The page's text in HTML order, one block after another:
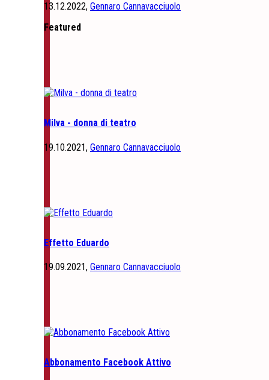
13.12.2022, Gennaro Cannavacciuolo
Featured
Milva - donna di teatro
19.10.2021, Gennaro Cannavacciuolo
Effetto Eduardo
19.09.2021, Gennaro Cannavacciuolo
Abbonamento Facebook Attivo